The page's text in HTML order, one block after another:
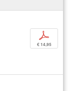
p
€ 14,95